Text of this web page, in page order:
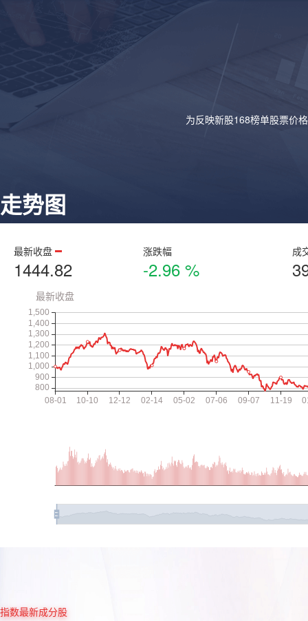
为反映新股168榜单股票价
走势图
最新收盘
1444.82
涨跌幅
-2.96 %
成
指数最新成分股